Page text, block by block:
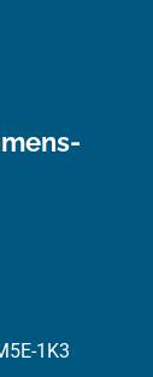
1K3